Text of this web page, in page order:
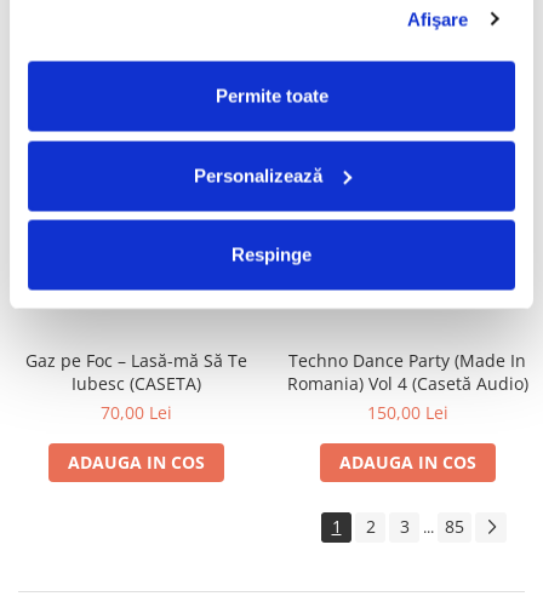
Afişare
Permite toate
Personalizează
Respinge
(CASETA)
Valahia – Valahia (CASETA)
100,00 Lei
Satan's Satyrs – Die
Gaz pe Foc – Lasă-mă Să Te
Iubesc (CASETA)
70,00 Lei
ADAUGA IN COS
Techno Dance Party (Made In
Romania) Vol 4 (Casetă Audio)
150,00 Lei
ADAUGA IN COS
1 2 3 ... 85